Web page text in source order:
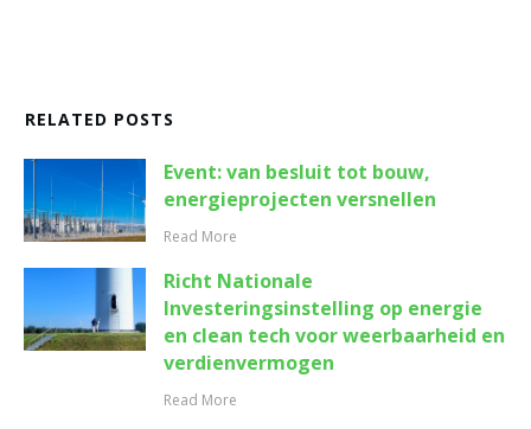
RELATED POSTS
Event: van besluit tot bouw,
energieprojecten versnellen
Read More
Richt Nationale
Investeringsinstelling op energie
en clean tech voor weerbaarheid en
verdienvermogen
Read More